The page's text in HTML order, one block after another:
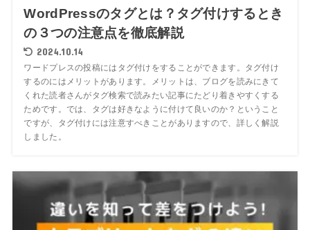
WordPressのタグとは？タグ付けするとき
の３つの注意点を徹底解説
2024.10.14
ワードプレスの投稿にはタグ付けをすることができます。タグ付け
するのにはメリットがあります。メリットは、ブログを読みにきて
くれた読者さんがタグ検索で読みたい記事にたどり着きやすくする
ためです。では、タグは好きなように付けて良いのか？ということ
ですが、タグ付けには注意すべきことがありますので、詳しく解説
しました。